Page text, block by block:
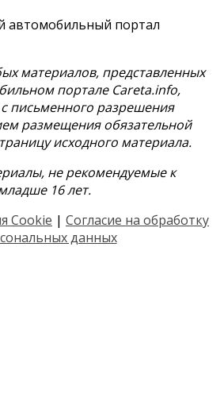
автомобильный портал
материалов, представленных
портале Careta.info,
с письменного разрешения
размещения обязательной
исходного материала.
не рекомендуемые к
16 лет.
Cookie | Согласие на обработку
данных